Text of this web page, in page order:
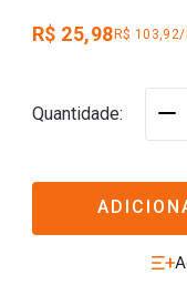
R$ 25,98R$ 103,92/l
Quantidade